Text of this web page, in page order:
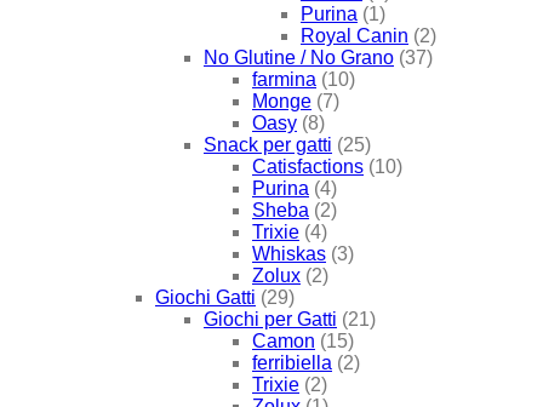
Purina (1)
Royal Canin (2)
No Glutine / No Grano (37)
farmina (10)
Monge (7)
Oasy (8)
Snack per gatti (25)
Catisfactions (10)
Purina (4)
Sheba (2)
Trixie (4)
Whiskas (3)
Zolux (2)
Giochi Gatti (29)
Giochi per Gatti (21)
Camon (15)
ferribiella (2)
Trixie (2)